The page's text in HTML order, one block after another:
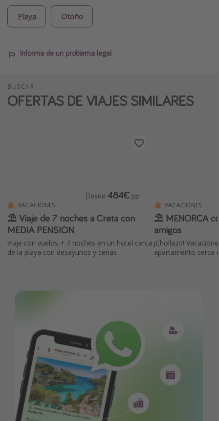
Playa Otoño
Informa de un problema legal
BUSCAR
OFERTAS DE VIAJES SIMILARES
VACACIONES
⛱️ Viaje de 7 noches a Creta con
MEDIA PENSIÓN
Viaje con vuelos + 7 noches en un hotel cerca
de la playa con desayunos y cenas
Desde 484€ pp
VACACIONES
⛱️ MENORCA
amigos
¡Chollazo!
apartamento cerca